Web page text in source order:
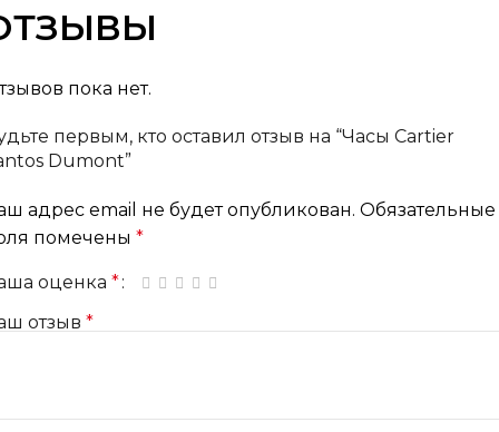
пока нет.
первым, кто оставил отзыв на “Часы Cartier
Dumont”
адрес email не будет опубликован. Обязательные
помечены *
оценка * 1 из 5 звёзд
2 из 5 звёзд
3 из 5 звёзд
4 из 5 звёзд
отзыв *